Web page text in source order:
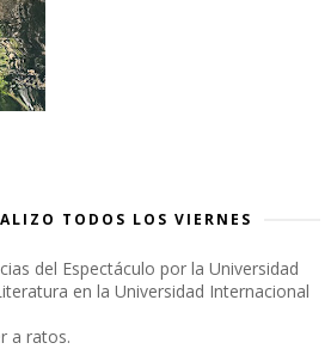
TODOS LOS VIERNES
del Espectáculo por la Universidad
en la Universidad Internacional
a ratos.